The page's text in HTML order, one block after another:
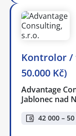
Kontrolor /
50.000 Kč)
Advantage
Jablonec nad
42 000 –